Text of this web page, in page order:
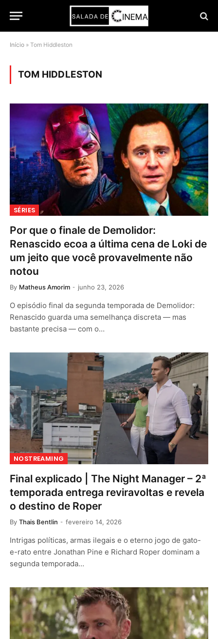
Início » Tom Hiddleston
TOM HIDDLESTON
SÉRIES
Por que o finale de Demolidor:
Renascido ecoa a última cena de Loki de
um jeito que você provavelmente não
notou
By Matheus Amorim junho 23, 2026
O episódio final da segunda temporada de Demolidor:
Renascido guarda uma semelhança discreta — mas
bastante precisa — com o…
NOSTREAMING
Final explicado | The Night Manager – 2ª
temporada entrega reviravoltas e revela
o destino de Roper
By Thais Bentlin fevereiro 14, 2026
Intrigas políticas, armas ilegais e o eterno jogo de gato-
e-rato entre Jonathan Pine e Richard Roper dominam a
segunda temporada…